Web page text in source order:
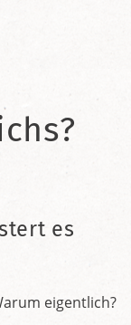
es
eigentlich?